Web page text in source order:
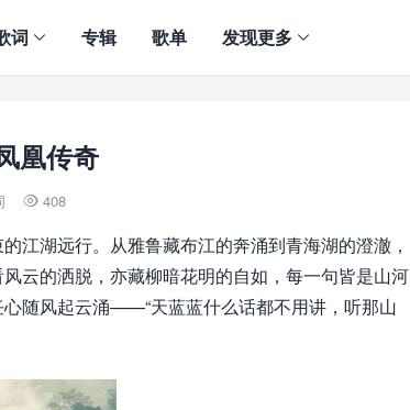
词 专辑 歌单 发现更多
凰传奇
 408
江湖远行。从雅鲁藏布江的奔涌到青海湖的澄澈，
云的洒脱，亦藏柳暗花明的自如，每一句皆是山河
随风起云涌——“天蓝蓝什么话都不用讲，听那山